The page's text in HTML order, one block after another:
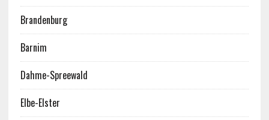
Brandenburg
Barnim
Dahme-Spreewald
Elbe-Elster